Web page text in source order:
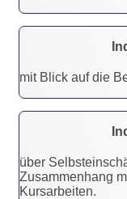
mit Blick auf die
über
Zusammenhang
Kursarbeiten.